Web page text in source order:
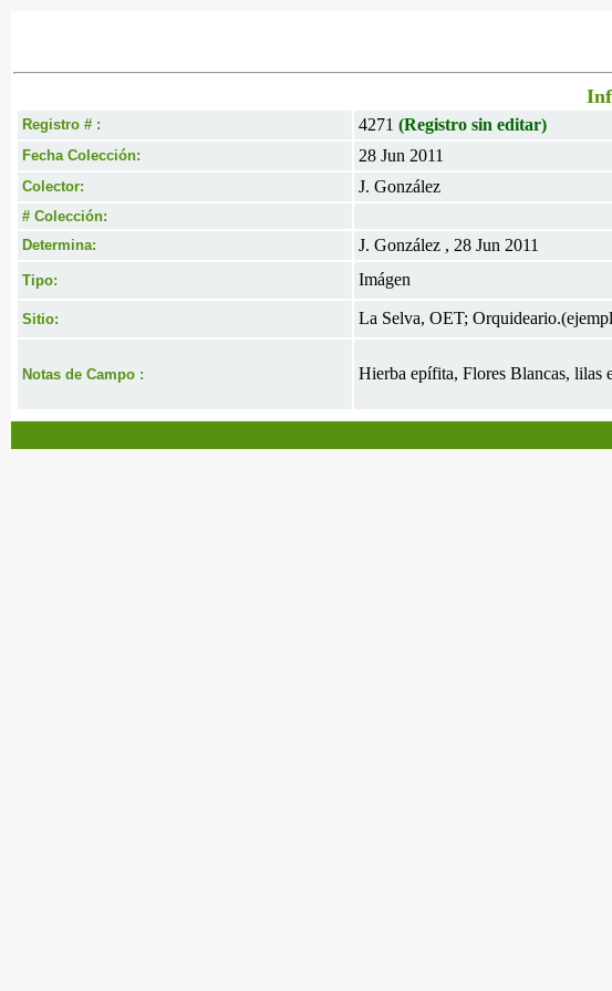
Registro # : 4271 (Registro sin editar)
Fecha Colección: 28 Jun 2011
Colector: J. González
# Colección:
Determina:
J. González , 28 Jun 2011
Tipo: Imágen
Sitio: La Selva, OET;
Notas de Campo : Hierba epífita, Flores Blancas, lilas